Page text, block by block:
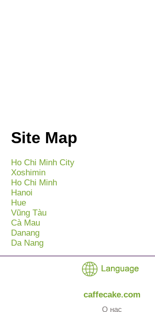
Site Map
Ho Chi Minh City
Xoshimin
Ho Chi Minh
Hanoi
Hue
Vũng Tàu
Cà Mau
Danang
Da Nang
caffecake.com
О нас